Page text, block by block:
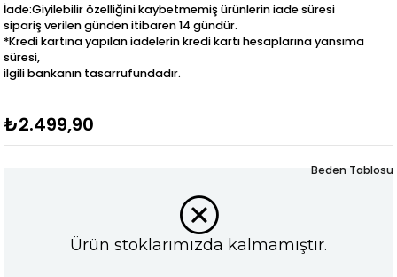
İade:Giyilebilir özelliğini kaybetmemiş ürünlerin iade süresi
sipariş verilen günden itibaren 14 gündür.
*Kredi kartına yapılan iadelerin kredi kartı hesaplarına yansıma
süresi,
ilgili bankanın tasarrufundadır.
₺2.499,90
Ürün stoklarımızda kalmamıştır.
Beden Tablosu